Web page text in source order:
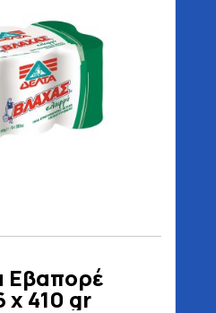
Εβαπορέ
x 410 gr